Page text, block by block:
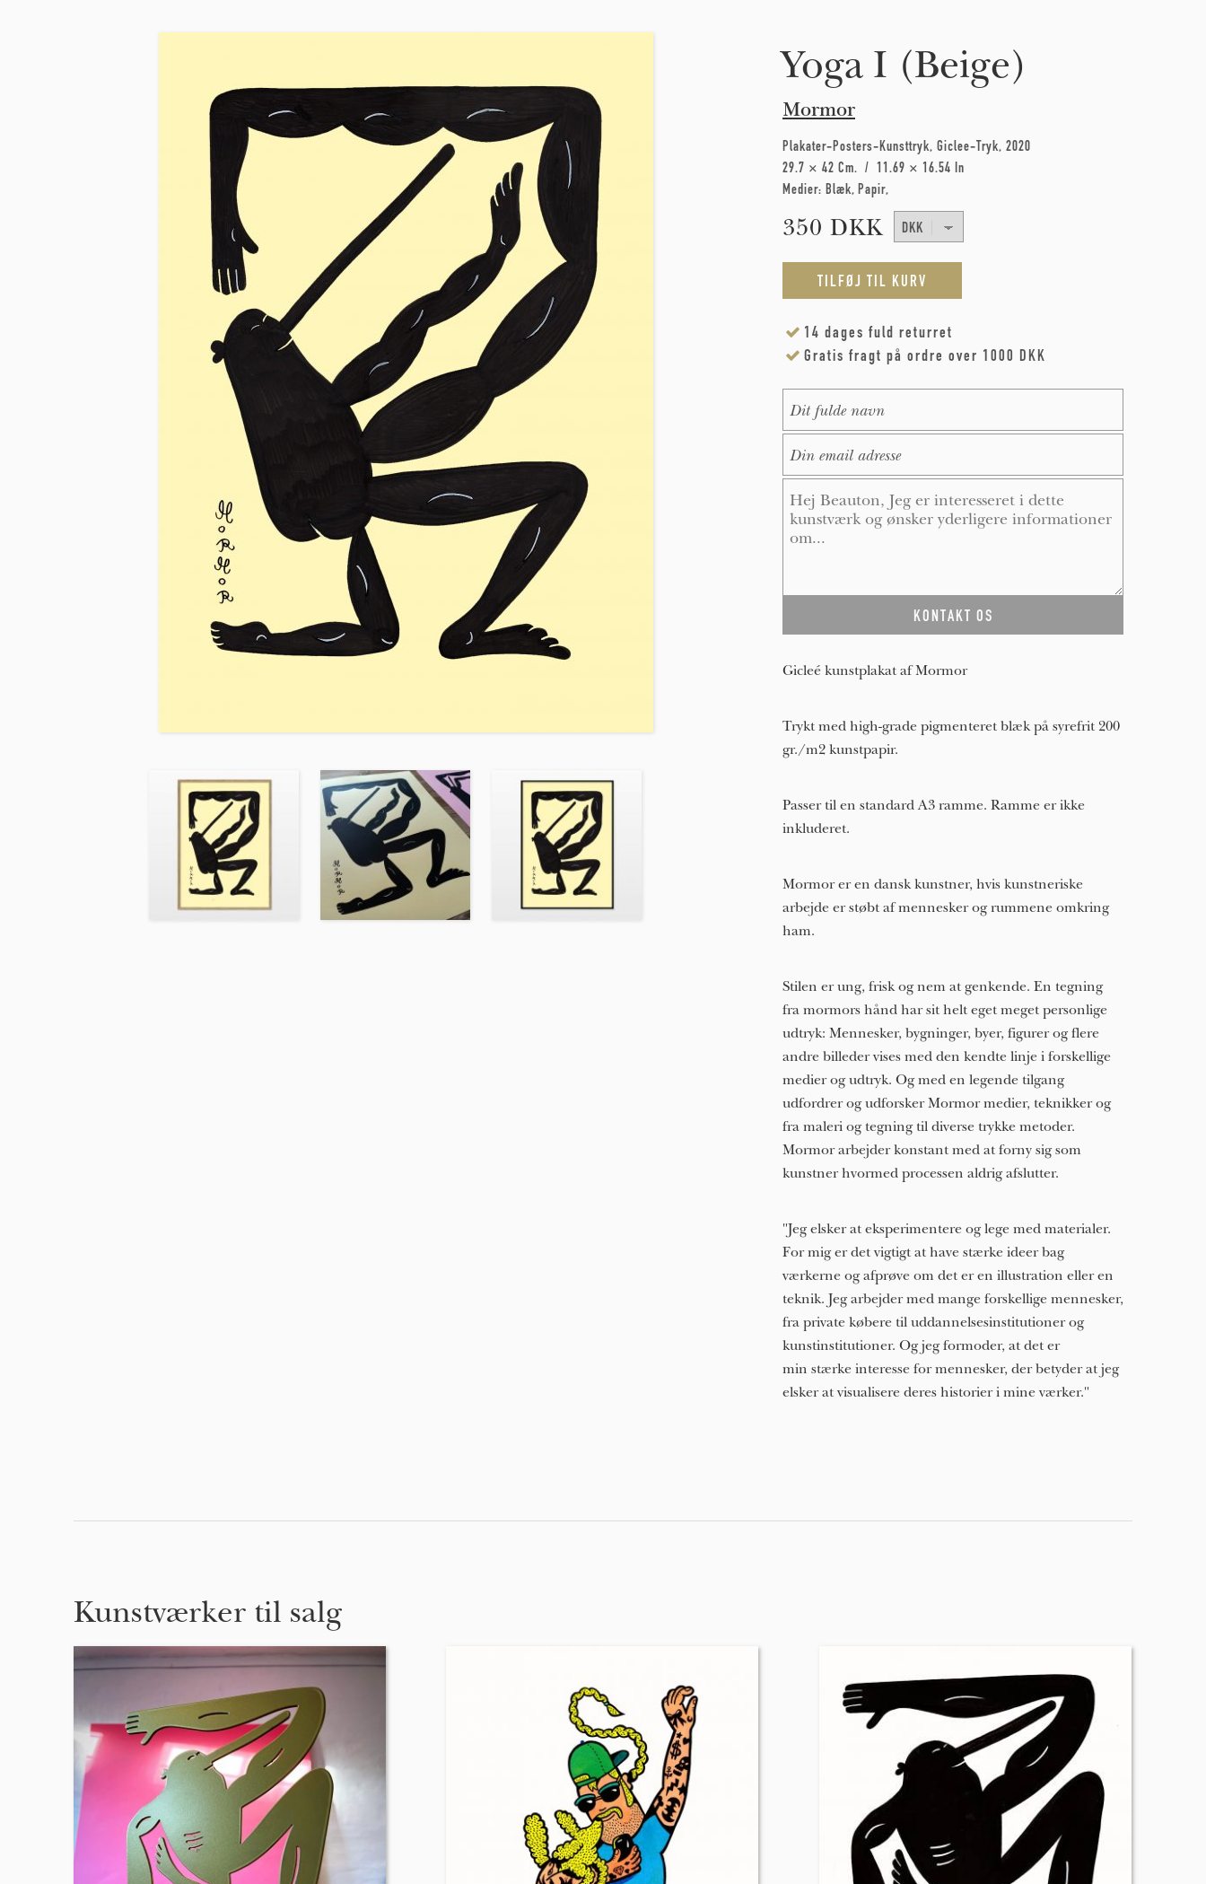
Yoga I (Beige)
Mormor
Plakater-Posters-Kunsttryk Giclee-Tryk 2020
29.7 × 42 Cm
11.69 × 16.54 In
Medier: Blæk Papir
350 DKK
14 dages fuld returret
Gratis fragt på ordre over 1000 DKK
Gicleé kunstplakat af Mormor
Trykt med high-grade pigmenteret blæk på syrefrit 200
gr./m2 kunstpapir.
Passer til en standard A3 ramme. Ramme er ikke
inkluderet.
Mormor er en dansk kunstner, hvis kunstneriske
arbejde er støbt af mennesker og rummene omkring
ham.
Stilen er ung, frisk og nem at genkende. En tegning
fra mormors hånd har sit helt eget meget personlige
udtryk: Mennesker, bygninger, byer, figurer og flere
andre billeder vises med den kendte linje i forskellige
medier og udtryk. Og med en legende tilgang
udfordrer og udforsker Mormor medier, teknikker og
fra maleri og tegning til diverse trykke metoder.
Mormor arbejder konstant med at forny sig som
kunstner hvormed processen aldrig afslutter.
"Jeg elsker at eksperimentere og lege med materialer.
For mig er det vigtigt at have stærke ideer bag
værkerne og afprøve om det er en illustration eller en
teknik. Jeg arbejder med mange forskellige mennesker,
fra private købere til uddannelsesinstitutioner og
kunstinstitutioner. Og jeg formoder, at det er
min stærke interesse for mennesker, der betyder at jeg
elsker at visualisere deres historier i mine værker."
Kunstværker til salg